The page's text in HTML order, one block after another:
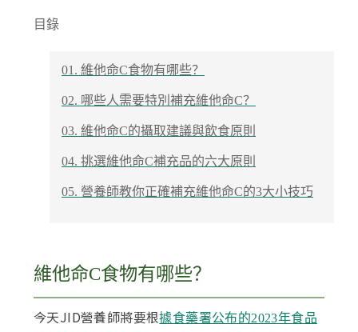
目錄
01. 維他命C食物有哪些？
02. 哪些人需要特別補充維他命C？
03. 維他命C的攝取建議與飲食原則
04. 挑選維他命C補充品的六大原則
05. 營養師教你正確補充維他命C的3大小技巧
維他命C食物有哪些？
今天JID營養師將要根據食藥署公布的2023年食品